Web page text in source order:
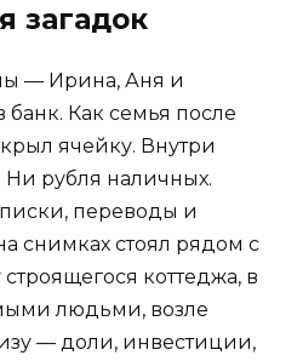
загадок
— Ирина, Аня и
Как семья после
ячейку. Внутри
Ни рубля наличных.
переводы и
снимках стоял рядом с
коттеджа, в
людьми, возле
— доли, инвестиции,